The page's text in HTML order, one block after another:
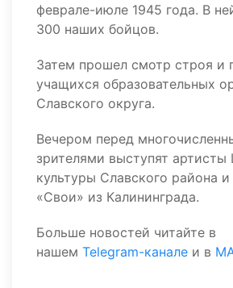
феврале-июле 1945 года. В
300 наших бойцов.
Затем прошел смотр строя и
учащихся образовательных
Славского округа.
Вечером перед
зрителями выступят артисты
культуры Славского района и
«Свои» из Калининграда.
Больше новостей читайте в
нашем Telegram-канале и в